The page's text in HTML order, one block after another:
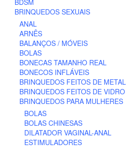
BRINQUEDOS SEXUAIS
ANAL
ARNÊS
BALANÇOS / MÓVEIS
BOLAS
BONECAS TAMANHO REAL
BONECOS INFLÁVEIS
BRINQUEDOS FEITOS DE METAL
BRINQUEDOS FEITOS DE VIDRO
BRINQUEDOS PARA MULHERES
BOLAS
BOLAS CHINESAS
DILATADOR VAGINAL-ANAL
ESTIMULADORES